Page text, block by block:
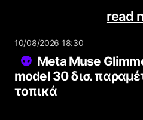
read
10/08/2026 18:30
Meta Muse
model 30 δισ.
τοπικά